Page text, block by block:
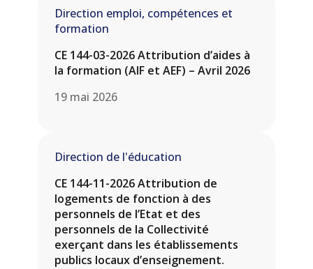
Direction emploi, compétences et
formation
CE 144-03-2026 Attribution d’aides à
la formation (AIF et AEF) – Avril 2026
19 mai 2026
Direction de l'éducation
CE 144-11-2026 Attribution de
logements de fonction à des
personnels de l’Etat et des
personnels de la Collectivité
exerçant dans les établissements
publics locaux d’enseignement.